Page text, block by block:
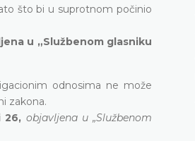
što bi u suprotnom počinio
u „Službenom glasniku
odnosima ne može
zakona.
26, objavljena u „Službenom